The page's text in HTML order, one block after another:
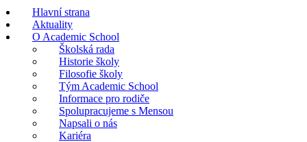
Hlavní strana
Aktuality
O Academic School
Školská rada
Historie školy
Filosofie školy
Tým Academic School
Informace pro rodiče
Spolupracujeme s Mensou
Napsali o nás
Kariéra